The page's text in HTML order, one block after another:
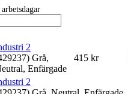
2
Grå,
Enfärgade
415 kr
2